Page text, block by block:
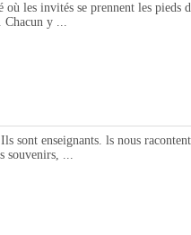
les invités se prennent les pieds
Chacun y ...
enseignants. ls nous
souvenirs, ...